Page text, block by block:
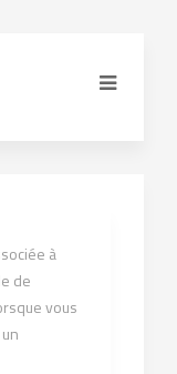
à
de
vous